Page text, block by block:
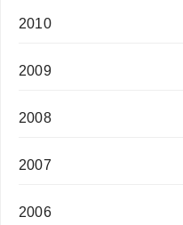
2010
2009
2008
2007
2006